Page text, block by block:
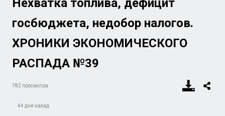
Нехватка топлива, дефицит
госбюджета, недобор налогов.
ХРОНИКИ ЭКОНОМИЧЕСКОГО
РАСПАДА №39
782 просмотра
44 дня назад